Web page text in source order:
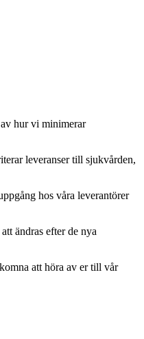
hur vi minimerar
leveranser till sjukvården,
hos våra leverantörer
ändras efter de nya
att höra av er till vår